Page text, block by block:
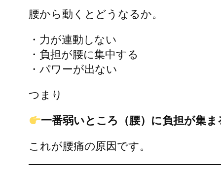
腰から動くとどうなるか。
・力が連動しない
・負担が腰に集中する
・パワーが出ない
つまり
一番弱いところ（腰）に負担が集ま
これが腰痛の原因です。